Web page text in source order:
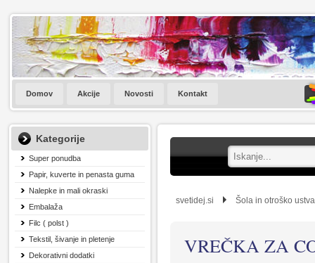
Domov Akcije Novosti Kontakt
Kategorije
Super ponudba
Papir, kuverte in penasta guma
Nalepke in mali okraski
Embalaža
Filc ( polst )
Tekstil, šivanje in pletenje
Dekorativni dodatki
svetidej.si Šola in otroško
VREČKA ZA